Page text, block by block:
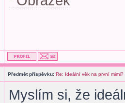
Předmět příspěvku: Re: Ideální věk na první mimi?
Myslím si, že